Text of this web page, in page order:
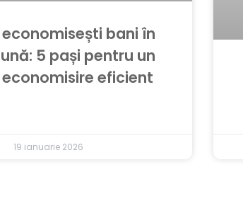
bani în
5 pași pentru un
eficient
19 ianuarie 2026